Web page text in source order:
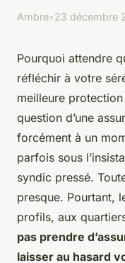
Ambre•23 décembre
Pourquoi attendre
réfléchir à votre
meilleure
question d’une
forcément à un
parfois sous
syndic pressé.
presque. Pourtant,
profils, aux
pas prendre
laisser au hasard